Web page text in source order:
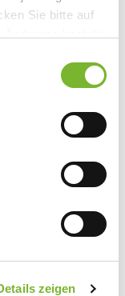
Sie bitte auf
zeigen
und -organisation